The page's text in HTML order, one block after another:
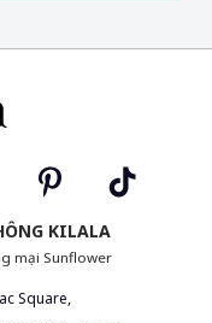
KILALA
mại Sunflower
Square,